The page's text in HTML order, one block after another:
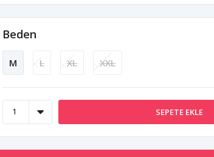
Beden
M L XL XXL
SEPETE EKLE